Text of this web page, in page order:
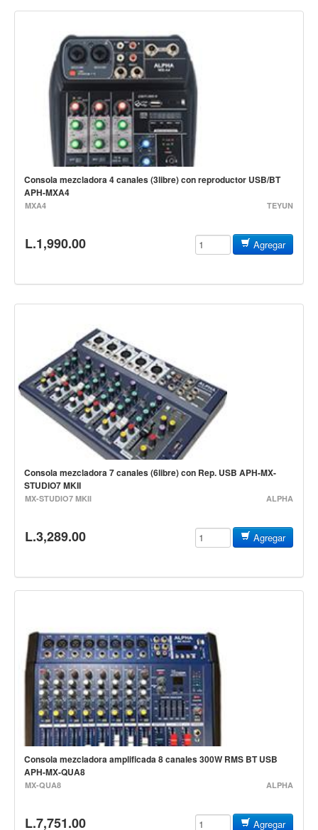
Pedestal para Hi-Hat
Pedestal para redoblante
Herrajes
Pedal
Trono
Accesorios
Teclado Digital
Piano Digital
Controladores
Amplificadores
Accesorios
Violin
Viola
Cello
Contrabajo
Fundas y estuches
Accesorios
Cuerdas
Acordeón y concertinas
Clarinete
Flauta y pitos
Melodica
Saxofon
Trompeta
Tuba
Otros instrumentos de viento
Cañuelas
Fajas y soportes
Consola mezcladora 4 canales (3libre) con reproductor USB/BT
APH-MXA4
MXA4 TEYUN
L.1,990.00 Agregar
Consola mezcladora 7 canales (6libre) con Rep. USB APH-MX-
STUDIO7 MKII
MX-STUDIO7 MKII ALPHA
L.3,289.00 Agregar
Consola mezcladora amplificada 8 canales 300W RMS BT USB
APH-MX-QUA8
MX-QUA8 ALPHA
L.7,751.00 Agregar